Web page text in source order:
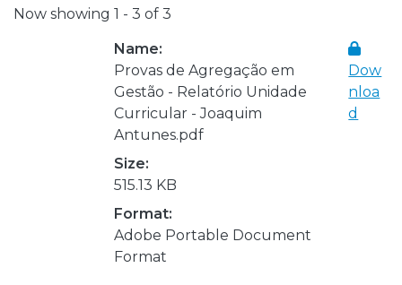
Now showing 1 - 3 of 3
Name:
Provas de Agregação em
Gestão - Relatório Unidade
Curricular - Joaquim
Antunes.pdf
Size:
515.13 KB
Format:
Adobe Portable Document
Format
Dow
nloa
d